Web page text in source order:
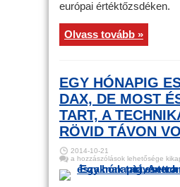
európai értéktőzsdéken.
Olvass tovább »
EGY HÓNAPIG
DAX, DE MOST
TART, A
RÖVID TÁVON
2014-10-21
Egy
hónapig
esett
a
a hozzászólások lehetősége